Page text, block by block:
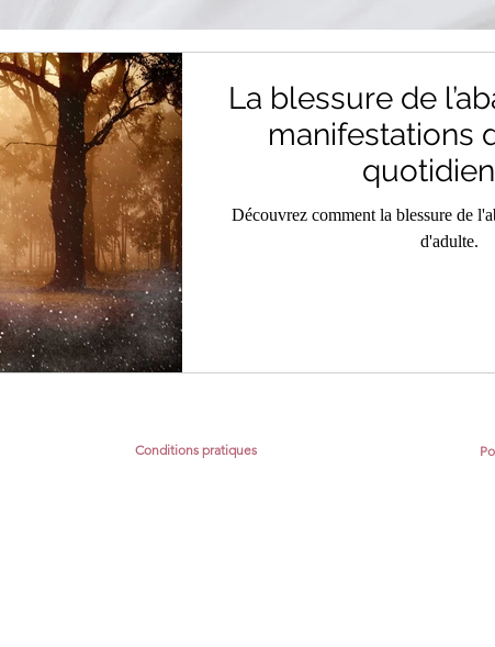
La blessure de
manifestations
Découvrez comment la blessure de
d'adulte.
Conditions pratiques